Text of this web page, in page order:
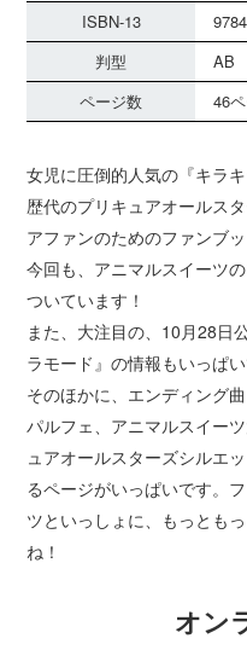
ISBN-13
判型
AB
ページ数
46
女児に圧倒的人気の『キラ
歴代のプリキュアオールス
アファンのためのファンブ
今回も、アニマルスイーツ
ついています！
また、大注目の、10月28日
ラモード』の情報もいっぱい
そのほかに、エンディング
パルフェ、アニマルスイー
ュアオールスターズシルエ
るページがいっぱいです。
ツといっしょに、もっとも
ね！
オン